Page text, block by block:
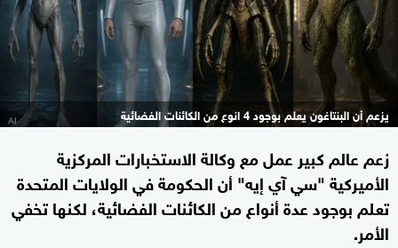
يزعم أن البنتاغون يعلم بوجود 4 انوع من الكائنات الفضائية
زعم عالم كبير عمل مع وكالة الاستخبارات المركزية
الأميركية "سي آي إيه" أن الحكومة في الولايات المتحدة
تعلم بوجود عدة أنواع من الكائنات الفضائية، لكنها تخفي
الأمر.